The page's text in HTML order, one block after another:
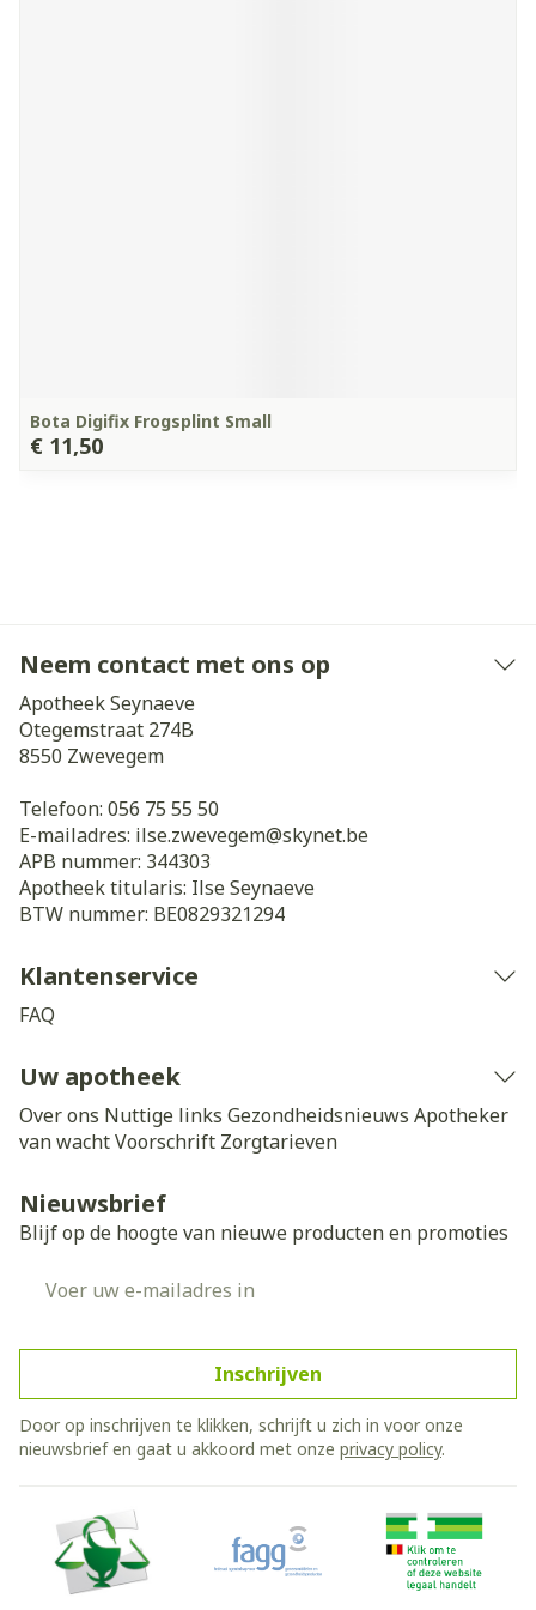
Bota Digifix Frogsplint Small
€ 11,50
Neem contact met ons op
Apotheek Seynaeve
Otegemstraat 274B
8550 Zwevegem
Telefoon: 056 75 55 50
E-mailadres: ilse.zwevegem@skynet.be
APB nummer: 344303
Apotheek titularis: Ilse Seynaeve
BTW nummer: BE0829321294
Klantenservice
FAQ
Uw apotheek
Over ons Nuttige links Gezondheidsnieuws Apotheker
van wachtVoorschrift Zorgtarieven
Nieuwsbrief
Blijf op de hoogte van nieuwe producten en promoties
Inschrijven
Door op inschrijven te klikken, schrijft u zich in voor onze
nieuwsbrief en gaat u akkoord met onze privacy policy.